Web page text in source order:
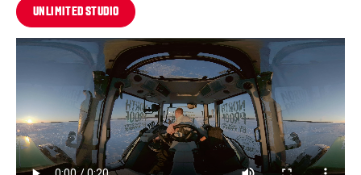
UNLIMITED STUDIO